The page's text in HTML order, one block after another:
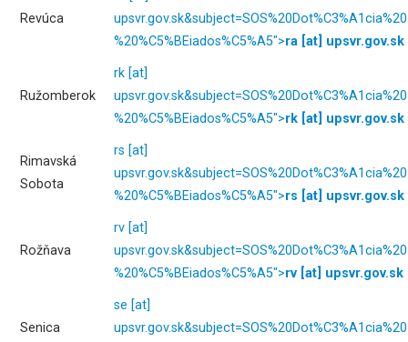
Revúca
upsvr.gov.sk
%20%C5%BEiados%C5%A5">ra [at] upsvr.gov.sk
Ružomberok
rk [at]
upsvr.gov.sk
%20%C5%BEiados%C5%A5">rk [at] upsvr.gov.sk
Rimavská
Sobota
rs [at]
upsvr.gov.sk
%20%C5%BEiados%C5%A5">rs [at] upsvr.gov.sk
Rožňava
rv [at]
upsvr.gov.sk
%20%C5%BEiados%C5%A5">rv [at] upsvr.gov.sk
Senica
se [at]
upsvr.gov.sk